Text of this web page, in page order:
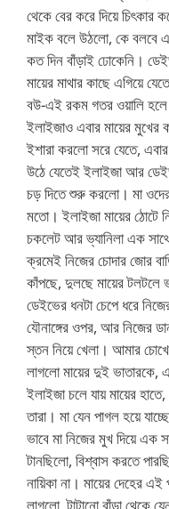
থেকে বের করে দিয়ে
মাইক বলে উঠলো, কে বলবে
কত দিন বাঁড়াই ঢোকেনি।
মায়ের মাথার কাছে এগিয়ে
বউ-এই রকম গতর ওয়ালি হলে
ইলাইজাও এবার মায়ের
ইশারা করলো সরে যেতে,
উঠে যেতেই ইলাইজা আর ডেইভ
চড় দিতে শুরু করলো। মা
মতো। ইলাইজা মায়ের ঠোটে
চকলেট আর ভ্যানিলা এক
ক্রমেই নিজের চোদার জোর
কাঁপছে, দুলছে মায়ের টলটলে
ডেইভের ধনটা চেপে ধরে
যৌনাঙ্গের ওপর, আর নিজের
স্তন নিয়ে খেলা। আমার
লাগলো মায়ের দুই ভাতারকে,
ইলাইজা চলে যায় মায়ের
তারা। মা যেন পাগল হয়ে
ভাবে মা নিজের মুখ দিয়ে
টানছিলো, বিশ্বাস করতে
নায়িকা না। মায়ের দেহের
লাগলো, টাটানো বাঁড়া থেকে